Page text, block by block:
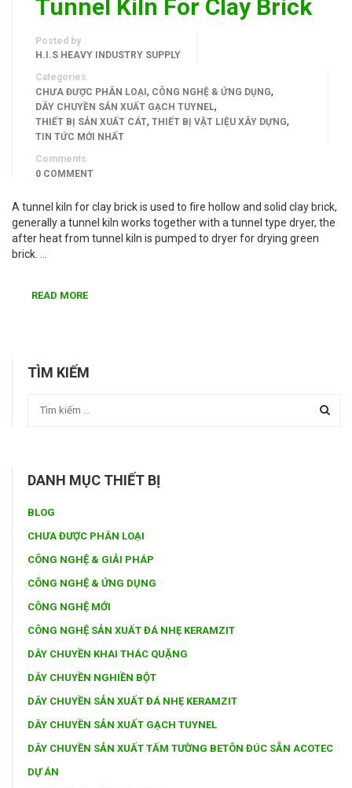
Tunnel Kiln For Clay Brick
Posted by
H.I.S HEAVY INDUSTRY SUPPLY
Categories
CHƯA ĐƯỢC PHÂN LOẠI , CÔNG NGHỆ & ỨNG DỤNG,
DÂY CHUYỀN SẢN XUẤT GẠCH TUYNEL,
THIẾT BỊ SẢN XUẤT CÁT, THIẾT BỊ VẬT LIỆU XÂY DỰNG,
TIN TỨC MỚI NHẤT
Comments
0 COMMENT
A tunnel kiln for clay brick is used to fire hollow and solid clay brick,
generally a tunnel kiln works together with a tunnel type dryer, the
after heat from tunnel kiln is pumped to dryer for drying green
brick. …
READ MORE
TÌM KIẾM
DANH MỤC THIẾT BỊ
BLOG
CHƯA ĐƯỢC PHÂN LOẠI
CÔNG NGHỆ & GIẢI PHÁP
CÔNG NGHỆ & ỨNG DỤNG
CÔNG NGHỆ MỚI
CÔNG NGHỆ SẢN XUẤT ĐÁ NHẸ KERAMZIT
DÂY CHUYỀN KHAI THÁC QUẶNG
DÂY CHUYỀN NGHIỀN BỘT
DÂY CHUYỀN SẢN XUẤT ĐÁ NHẸ KERAMZIT
DÂY CHUYỀN SẢN XUẤT GẠCH TUYNEL
DÂY CHUYỀN SẢN XUẤT TẤM TƯỜNG BETÔN ĐÚC SẴN ACOTEC
DỰ ÁN